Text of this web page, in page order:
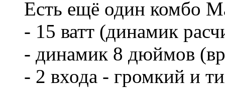
Есть ещё один комбо
- 15 ватт (динамик
- динамик 8 дюймов
- 2 входа - громкий и